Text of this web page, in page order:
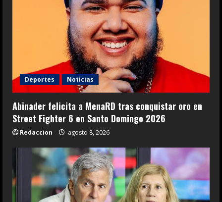
Deportes Noticias
Abinader felicita a MenaRD tras conquistar oro en
Street Fighter 6 en Santo Domingo 2026
Redaccion agosto 8, 2026